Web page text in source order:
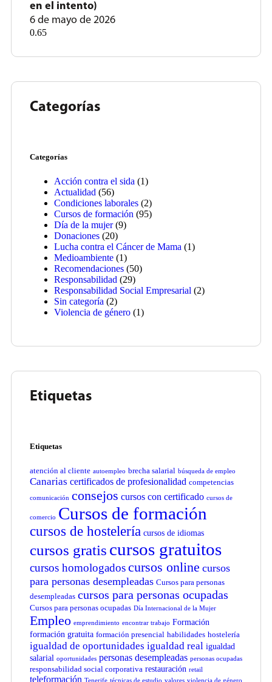
en el intento)
6 de mayo de 2026
Categorías
Categorías
Acción contra el sida (1)
Actualidad (56)
Condiciones laborales (2)
Cursos de formación (95)
Día de la mujer(9)
Donaciones (20)
Lucha contra el Cáncer de Mama (1)
Medioambiente (1)
Recomendaciones (50)
Responsabilidad (29)
Responsabilidad Social Empresarial (2)
Sin categoría (2)
Violencia de género (1)
Etiquetas
Etiquetas
atención al cliente autoempleo brecha salarial búsqueda de empleo
Canarias certificados de profesionalidad competencias
comunicación consejos cursos con certificado cursos de
comercio Cursos de formación
cursos de hostelería cursos de idiomas
cursos gratis cursos gratuitos
cursos homologadoscursos online cursos
para personas desempleadas Cursos para personas
desempleadas cursos para personas ocupadas
Cursos para personas ocupadas Día Internacional de la Mujer
Empleo emprendimiento encontrar trabajo Formación
formación gratuita formación presencial habilidades hostelería
igualdad de oportunidades igualdad real igualdad
salarial oportunidades personas desempleadas personas ocupadas
responsabilidad social corporativa restauración retail
teleformación Tenerife técnicas de estudio valores violencia de género